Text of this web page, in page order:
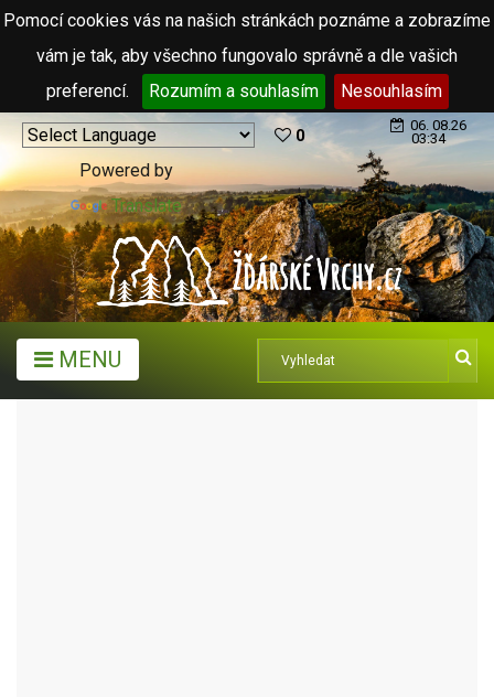
Pomocí cookies vás na našich stránkách poznáme a zobrazíme
vám je tak, aby všechno fungovalo správně a dle vašich
preferencí.
Rozumím a souhlasím Nesouhlasím
Powered by
Translate
0
06. 08.26
03:34
MENU